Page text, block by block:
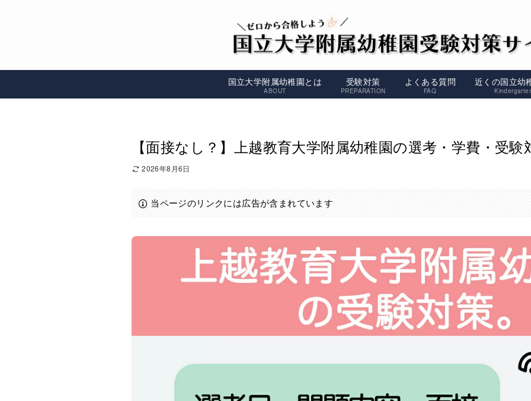
国立大学附属幼稚園とは
ABOUT
受験対策
PREPARATION
よくある質問
FAQ
近くの国立幼
【面接なし？】上越教育大学附属幼稚園の選考・学費・受験
2026年8月6日
当ページのリンクには広告が含まれています